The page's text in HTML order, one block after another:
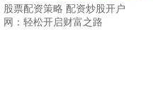
股票配资策略 配资炒股开户
网：轻松开启财富之路